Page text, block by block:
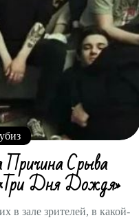
Причина Срыва
Дня Дождя»
в зале зрителей, в какой-